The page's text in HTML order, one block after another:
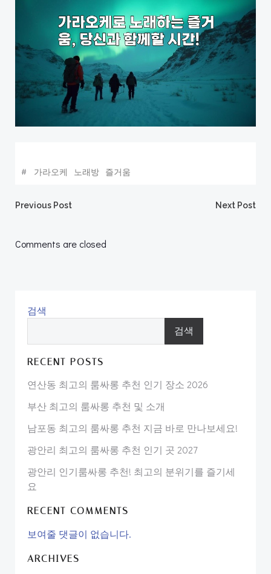
# 가라오케 노래방 즐거움
Post
navigation
Previous Post Next Post
Comments are closed
검색
검색
RECENT POSTS
연산동 최고의 룸싸롱 추천 인기 장소 2026
부산 최고의 룸싸롱 추천 및 소개
남포동 최고의 룸싸롱 추천 지금 바로 만나보세요!
광안리 최고의 룸싸롱 추천 인기 곳 2027
광안리 인기룸싸롱 추천! 최고의 분위기를 즐기세
요
RECENT COMMENTS
보여줄 댓글이 없습니다.
ARCHIVES